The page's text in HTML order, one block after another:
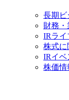
長期ビ
財務・
IRライ
株式に
IRイベ
株価情